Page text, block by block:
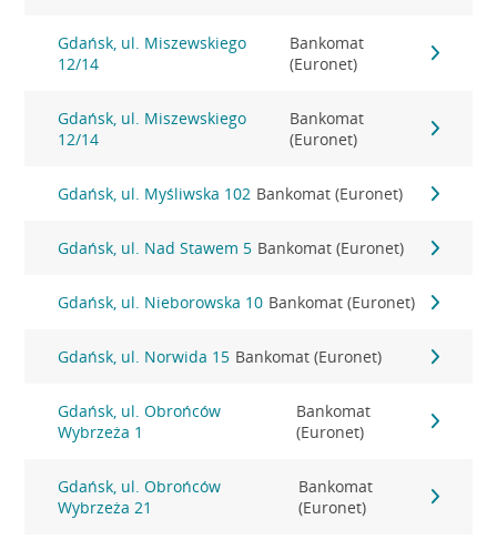
Gdańsk, ul. Miszewskiego
12/14
Bankomat
(Euronet)
Gdańsk, ul. Miszewskiego
12/14
Bankomat
(Euronet)
Gdańsk, ul. Myśliwska 102 Bankomat (Euronet)
Gdańsk, ul. Nad Stawem 5 Bankomat (Euronet)
Gdańsk, ul. Nieborowska 10 Bankomat (Euronet)
Gdańsk, ul. Norwida 15 Bankomat (Euronet)
Gdańsk, ul. Obrońców
Wybrzeża 1
Bankomat
(Euronet)
Gdańsk, ul. Obrońców
Wybrzeża 21
Bankomat
(Euronet)